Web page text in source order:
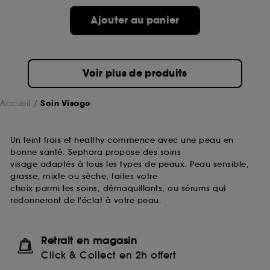
Ajouter au panier
Voir plus de produits
Accueil Soin Visage
Un teint frais et healthy commence avec une peau en
bonne santé. Sephora propose des soins
visage adaptés à tous les types de peaux. Peau sensible,
grasse, mixte ou sèche, faites votre
choix parmi les soins, démaquillants, ou sérums qui
redonneront de l'éclat à votre peau.
Retrait en magasin
Click & Collect en 2h offert
pouvez personnaliser vos choix concernant le dépôt
de ces cookies grâce au bouton "personnaliser mes
choix" ci-dessous ou décider de "tout accepter".
Sephora pourra associer les informations de
collectées ou générées lors de votre activité en ligne
ou en magasin. Pour refuser tous les cookies, cliques
sur "continuer sans accepter". Voous pouvez à tout
moment choisir de retirer votrte consentement. Si vous
souhaitez obtenir plus d'information sur les cookies
utilisés, cliquezici.